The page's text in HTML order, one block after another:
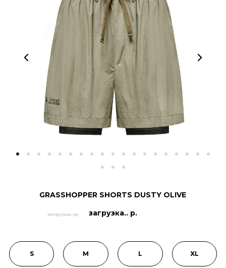
XL
L
M
S
GRASSHOPPER SHORTS DUSTY OLIVE
загрузка.. р.
загрузка.. р.